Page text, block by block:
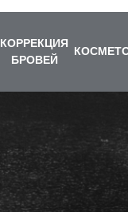
КОРРЕКЦИЯ
БРОВЕЙ